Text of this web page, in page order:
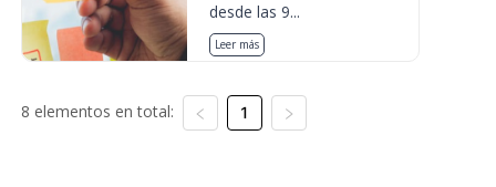
desde las 9...
Leer más
8 elementos en total: 1